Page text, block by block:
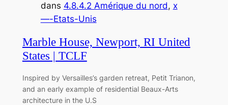
dans 4.8.4.2 Amérique du nord, x
—-Etats-Unis
Marble House, Newport, RI United
States | TCLF
Inspired by Versailles’s garden retreat, Petit Trianon,
and an early example of residential Beaux-Arts
architecture in the U.S